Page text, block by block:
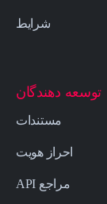
شرایط
توسعه دهندگان
مستندات
احراز هویت
مراجع API